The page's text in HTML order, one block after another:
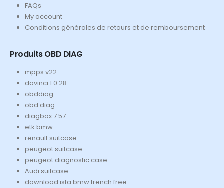
FAQs
My account
Conditions générales de retours et de remboursement
Produits OBD DIAG
mpps v22
davinci 1.0.28
obddiag
obd diag
diagbox 7.57
etk bmw
renault suitcase
peugeot suitcase
peugeot diagnostic case
Audi suitcase
download ista bmw french free